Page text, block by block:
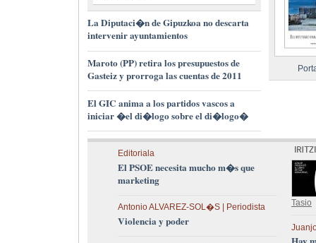
La Diputaci�n de Gipuzkoa no descarta
intervenir ayuntamientos
Maroto (PP) retira los presupuestos de
Gasteiz y prorroga las cuentas de 2011
El GIC anima a los partidos vascos a
iniciar �el di�logo sobre el di�logo�
Editoriala
El PSOE necesita mucho m�s que
marketing
Antonio ALVAREZ-SOL�S | Periodista
Violencia y poder
Tasio